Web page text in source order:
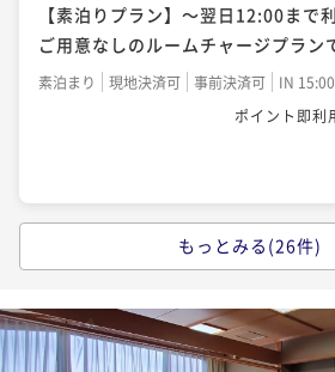
～
二食付き 現地決済可 事前決済可
IN 15:00
ポイント即利
【料亭食】「松茸懐石」～秋の味覚
お料理にさまざまな調理法で使用し
二食付き 現地決済可 事前決済可
IN
ポイント即利
【素泊りプラン】～翌日12:00まで
ご用意なしのルームチャージプラン
素泊まり 現地決済可 事前決済可
IN
ポイント即利
【料亭食】「季節の京風創作懐石」
二食付き 現地決済可 事前決済可
IN
ポイント即利
もっとみる(26件)